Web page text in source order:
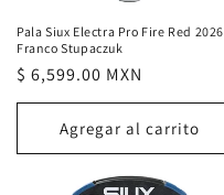
Pala Siux Electra Pro Fire Red 2026
Franco Stupaczuk
Precio
habitual
$ 6,599.00 MXN
Agregar al carrito